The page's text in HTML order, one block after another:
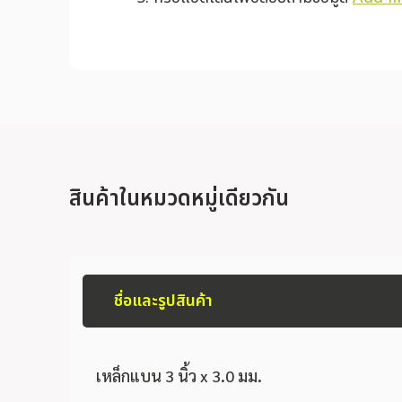
สินค้าในหมวดหมู่เดียวกัน
ชื่อและรูปสินค้า
เหล็กแบน 3 นิ้ว x 3.0 มม.